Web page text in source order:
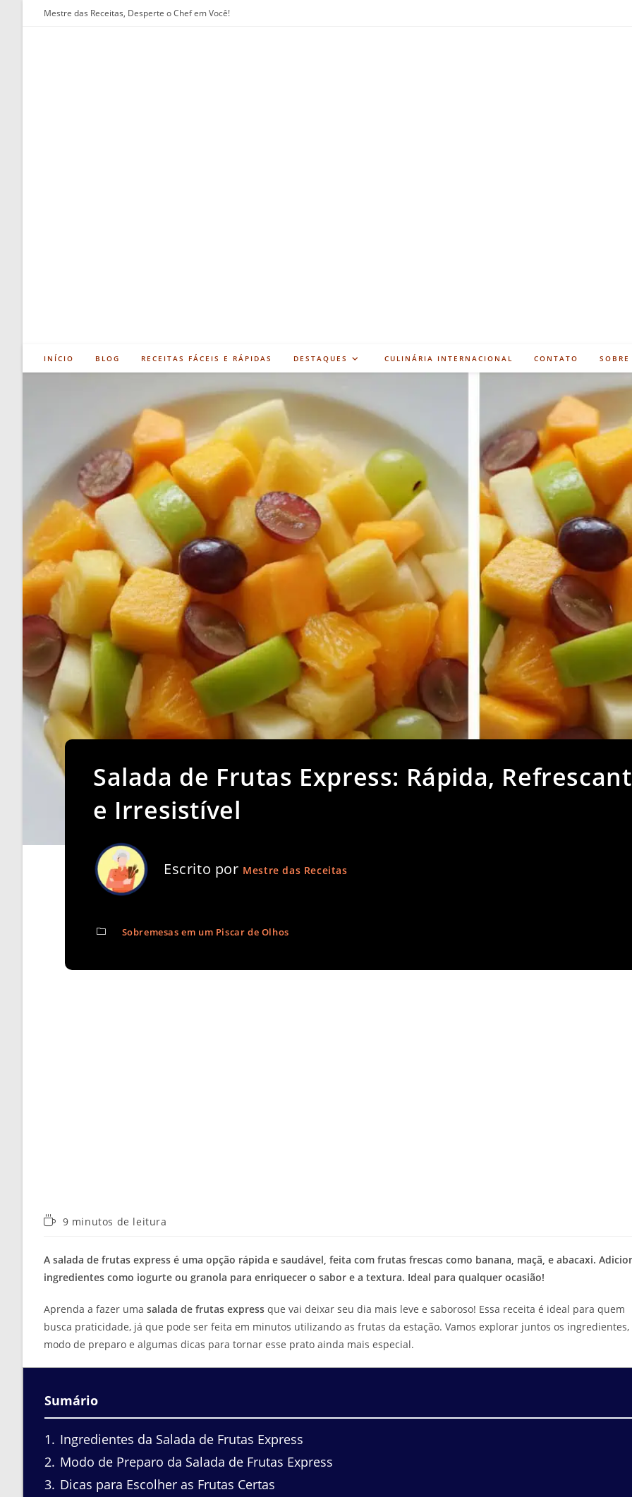
Mestre das Receitas, Desperte o Chef em Você!
INÍCIO BLOG RECEITAS FÁCEIS E RÁPIDAS DESTAQUES CULINÁRIA INTERNACIONAL CONTATO SOBRE
Salada de Frutas Express: Rápida,
e Irresistível
Escrito por Mestre das Receitas
Sobremesas em um Piscar de Olhos
Tempo9 minutos de leitura
A salada de frutas express é uma opção rápida e saudável, feita com frutas frescas como banana, maçã, e abacaxi.
ingredientes como iogurte ou granola para enriquecer o sabor e a textura. Ideal para qualquer ocasião!
Aprenda a fazer uma salada de frutas express que vai deixar seu dia mais leve e saboroso! Essa receita é ideal para quem
busca praticidade, já que pode ser feita em minutos utilizando as frutas da estação. Vamos explorar juntos os ingredientes,
modo de preparo e algumas dicas para tornar esse prato ainda mais especial.
Sumário
1
Ingredientes da Salada de Frutas Express
2 Modo de Preparo da Salada de Frutas Express
3 Dicas para Escolher as Frutas Certas